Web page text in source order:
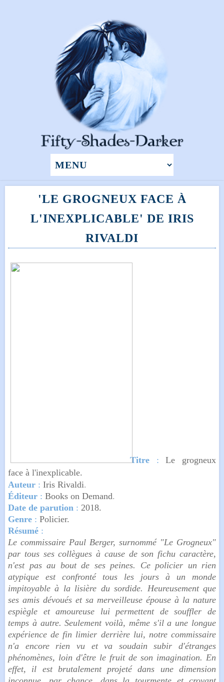
'LE GROGNEUX FACE À
L'INEXPLICABLE' DE IRIS
RIVALDI
Titre :Le grogneux
face à l'inexplicable.
Auteur : Iris Rivaldi.
Éditeur : Books on Demand.
Date de parution : 2018.
Genre : Policier.
Résumé :
Le commissaire Paul Berger, surnommé "Le Grogneux"
par tous ses collègues à cause de son fichu caractère,
n'est pas au bout de ses peines. Ce policier un rien
atypique est confronté tous les jours à un monde
impitoyable à la lisière du sordide. Heureusement que
ses amis dévoués et sa merveilleuse épouse à la nature
espiègle et amoureuse lui permettent de souffler de
temps à autre. Seulement voilà, même s'il a une longue
expérience de fin limier derrière lui, notre commissaire
n'a encore rien vu et va soudain subir d'étranges
phénomènes, loin d'être le fruit de son imagination. En
effet, il est brutalement projeté dans une dimension